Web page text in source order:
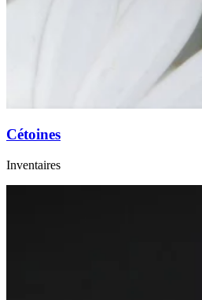
Cétoines
Inventaires